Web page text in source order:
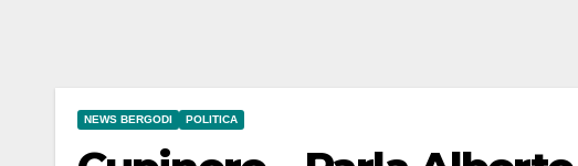
NEWS BERGODI POLITICA